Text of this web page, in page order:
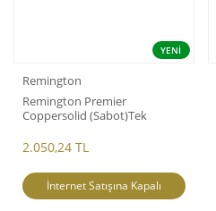
YENİ
Remington
Remington Premier
Coppersolid (Sabot)Tek
2.050,24 TL
İnternet Satışına Kapalı